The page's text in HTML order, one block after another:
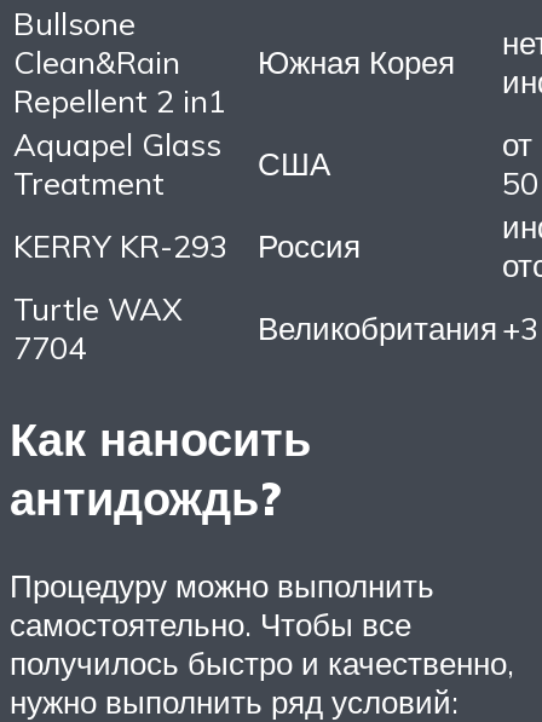
Bullsone
Clean&Rain
Repellent 2 in1
Южная Корея
Aquapel Glass
Treatment
США
50
KERRY KR-293
Россия
Turtle WAX
7704
Великобритания
Как наносить
антидождь?
Процедуру можно выполнить
самостоятельно. Чтобы все
получилось быстро и качественно,
нужно выполнить ряд условий: